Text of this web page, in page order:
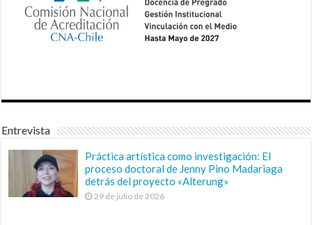
Entrevista
Práctica artística como investigación: El
proceso doctoral de Jenny Pino Madariaga
detrás del proyecto «Alterung»
29 de julio de 2026